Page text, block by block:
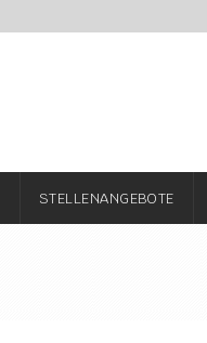
STELLENANGEBOTE